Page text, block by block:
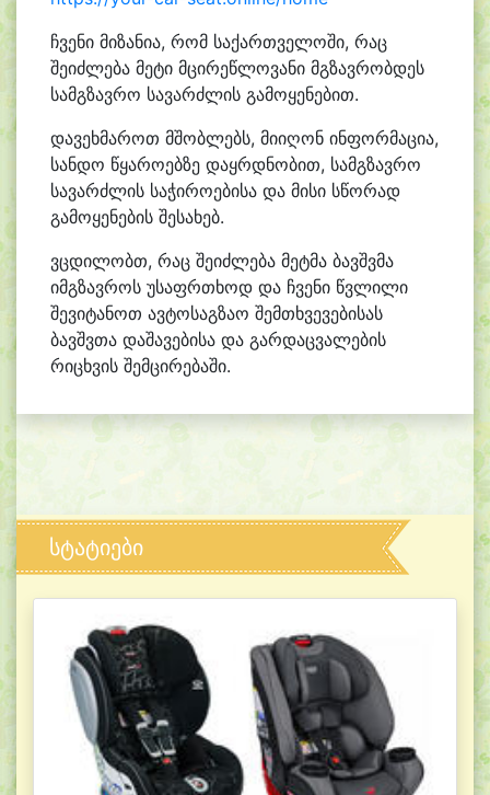
ჩვენი მიზანია, რომ საქართველოში, რაც
შეიძლება მეტი მცირეწლოვანი მგზავრობდეს
სამგზავრო სავარძლის გამოყენებით.
დავეხმაროთ მშობლებს, მიიღონ ინფორმაცია,
სანდო წყაროებზე დაყრდნობით, სამგზავრო
სავარძლის საჭიროებისა და მისი სწორად
გამოყენების შესახებ.
ვცდილობთ, რაც შეიძლება მეტმა ბავშვმა
იმგზავროს უსაფრთხოდ და ჩვენი წვლილი
შევიტანოთ ავტოსაგზაო შემთხვევებისას
ბავშვთა დაშავებისა და გარდაცვალების
რიცხვის შემცირებაში.
სტატიები